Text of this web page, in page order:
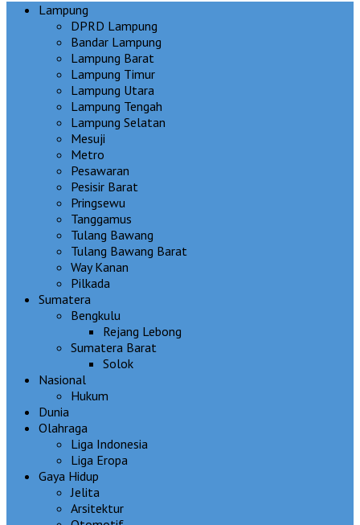
Lampung
DPRD Lampung
Bandar Lampung
Lampung Barat
Lampung Timur
Lampung Utara
Lampung Tengah
Lampung Selatan
Mesuji
Metro
Pesawaran
Pesisir Barat
Pringsewu
Tanggamus
Tulang Bawang
Tulang Bawang Barat
Way Kanan
Pilkada
Sumatera
Bengkulu
Rejang Lebong
Sumatera Barat
Solok
Nasional
Hukum
Dunia
Olahraga
Liga Indonesia
Liga Eropa
Gaya Hidup
Jelita
Arsitektur